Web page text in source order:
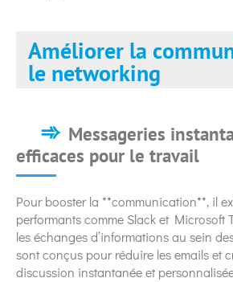
Améliorer la
le networking
Messageries
efficaces pour le travail
Pour booster la **communication**, il
performants comme Slack et Microsoft
les échanges d’informations au sein
sont conçus pour réduire les emails et
discussion instantanée et